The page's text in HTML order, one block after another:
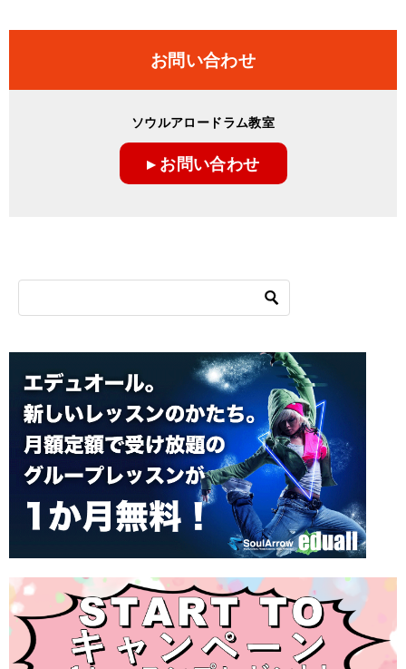
お問い合わせ
ソウルアロードラム教室
▸ お問い合わせ